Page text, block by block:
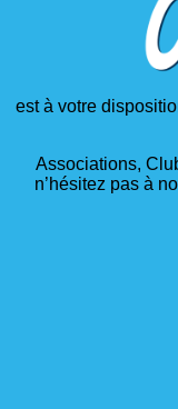
est à votre
Associations,
n’hésitez pas à